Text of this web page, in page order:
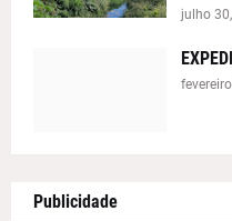
julho
Publicidade